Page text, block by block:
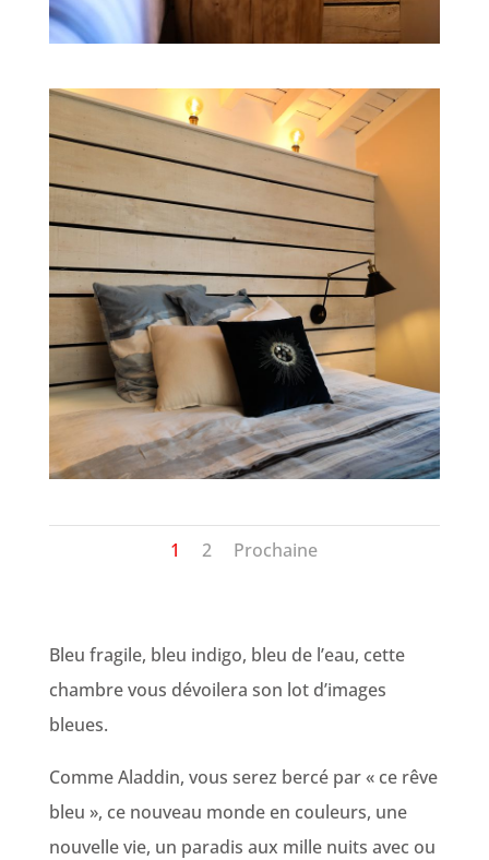
1 2 Prochaine
Bleu fragile, bleu indigo, bleu de l’eau, cette
chambre vous dévoilera son lot d’images
bleues.
Comme Aladdin, vous serez bercé par « ce rêve
bleu », ce nouveau monde en couleurs, une
nouvelle vie, un paradis aux mille nuits avec ou